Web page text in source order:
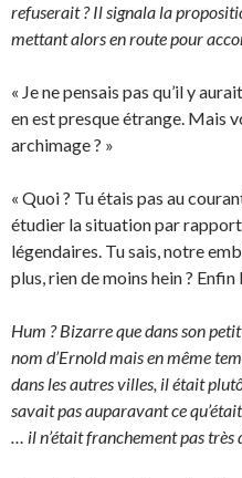
refuserait ? Il signala la
mettant alors en route pour
« Je ne pensais pas qu’il y
en est presque étrange. Mais
archimage ? »
« Quoi ? Tu étais pas au
étudier la situation par
légendaires. Tu sais, notre
plus, rien de moins hein ?
Hum ? Bizarre que dans son
nom d’Ernold mais en même
dans les autres villes, il était
savait pas auparavant ce
… il n’était franchement pas très